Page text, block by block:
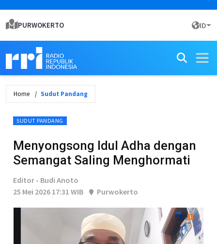
PURWOKERTO ID
Home Sudut Pandang
SUDUT PANDANG
Menyongsong Idul Adha dengan
Semangat Saling Menghormati
Editor - Budi Anoto
25 Mei 2026 17:31 WIB
Purwokerto